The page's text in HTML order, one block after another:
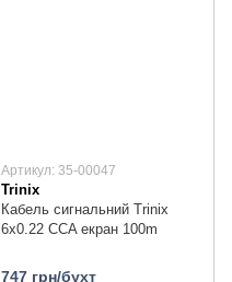
Артикул: 35-00047
Trinix
Кабель сигнальний Trinix
6х0.22 ССA екран 100m
747 грн/бухт